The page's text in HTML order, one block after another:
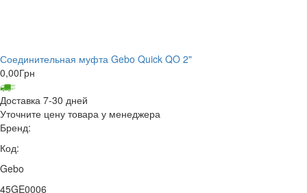
Соединительная муфта Gebo Quick QO 2"
0,00Грн
Доставка 7-30 дней
Уточните цену товара у менеджера
Бренд:
Код:
Gebo
45GE0006